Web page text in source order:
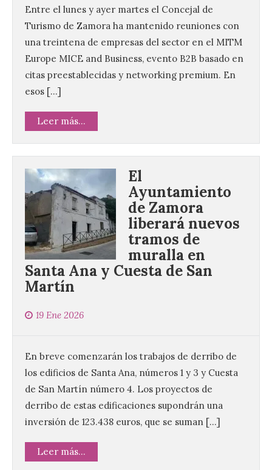
Entre el lunes y ayer martes el Concejal de
Turismo de Zamora ha mantenido reuniones con
una treintena de empresas del sector en el MITM
Europe MICE and Business, evento B2B basado en
citas preestablecidas y networking premium. En
esos […]
Leer más...
El
Ayuntamiento
de Zamora
liberará nuevos
tramos de
muralla en
Santa Ana y Cuesta de San
Martín
19 Ene 2026
En breve comenzarán los trabajos de derribo de
los edificios de Santa Ana, números 1 y 3 y Cuesta
de San Martín número 4. Los proyectos de
derribo de estas edificaciones supondrán una
inversión de 123.438 euros, que se suman […]
Leer más...